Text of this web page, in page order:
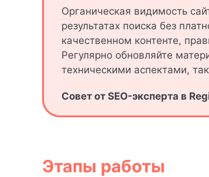
Органическая видимость
результатах поиска без
качественном контенте,
Регулярно обновляйте
техническими аспектами,
Cовет от SEO-эксперта в
Этапы работы